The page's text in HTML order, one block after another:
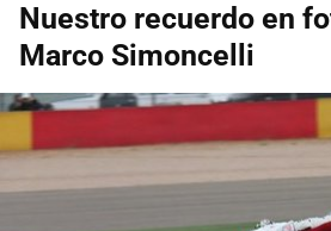
Nuestro recuerdo en
Marco Simoncelli